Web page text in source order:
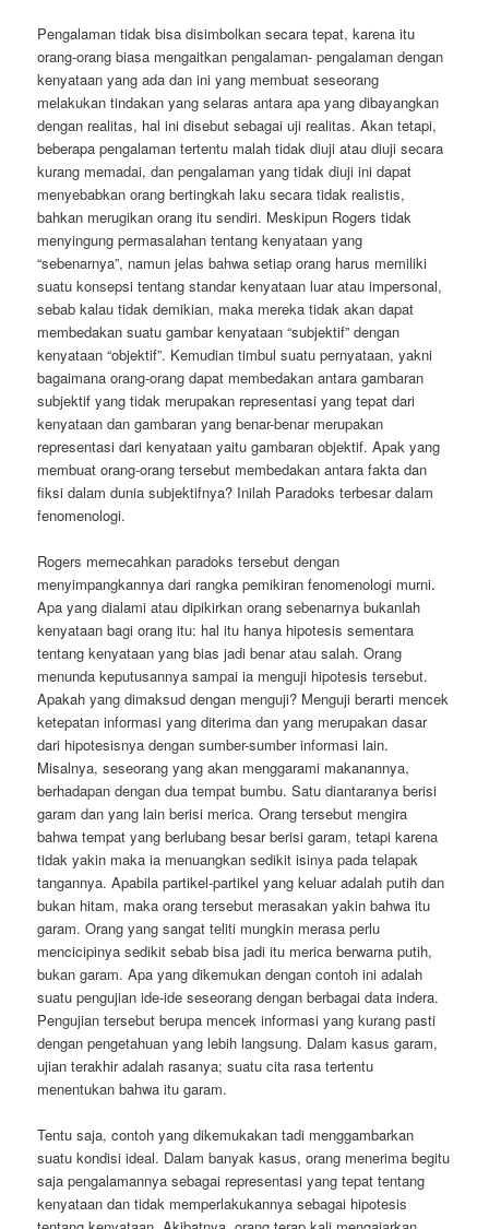
Pengalaman tidak bisa disimbolkan secara tepat, karena itu
orang-orang biasa mengaitkan pengalaman- pengalaman dengan
kenyataan yang ada dan ini yang membuat seseorang
melakukan tindakan yang selaras antara apa yang dibayangkan
dengan realitas, hal ini disebut sebagai uji realitas. Akan tetapi,
beberapa pengalaman tertentu malah tidak diuji atau diuji secara
kurang memadai, dan pengalaman yang tidak diuji ini dapat
menyebabkan orang bertingkah laku secara tidak realistis,
bahkan merugikan orang itu sendiri. Meskipun Rogers tidak
menyingung permasalahan tentang kenyataan yang
“sebenarnya”, namun jelas bahwa setiap orang harus memiliki
suatu konsepsi tentang standar kenyataan luar atau impersonal,
sebab kalau tidak demikian, maka mereka tidak akan dapat
membedakan suatu gambar kenyataan “subjektif” dengan
kenyataan “objektif”. Kemudian timbul suatu pernyataan, yakni
bagaimana orang-orang dapat membedakan antara gambaran
subjektif yang tidak merupakan representasi yang tepat dari
kenyataan dan gambaran yang benar-benar merupakan
representasi dari kenyataan yaitu gambaran objektif. Apak yang
membuat orang-orang tersebut membedakan antara fakta dan
fiksi dalam dunia subjektifnya? Inilah Paradoks terbesar dalam
fenomenologi.
Rogers memecahkan paradoks tersebut dengan
menyimpangkannya dari rangka pemikiran fenomenologi murni.
Apa yang dialami atau dipikirkan orang sebenarnya bukanlah
kenyataan bagi orang itu: hal itu hanya hipotesis sementara
tentang kenyataan yang bias jadi benar atau salah. Orang
menunda keputusannya sampai ia menguji hipotesis tersebut.
Apakah yang dimaksud dengan menguji? Menguji berarti mencek
ketepatan informasi yang diterima dan yang merupakan dasar
dari hipotesisnya dengan sumber-sumber informasi lain.
Misalnya, seseorang yang akan menggarami makanannya,
berhadapan dengan dua tempat bumbu. Satu diantaranya berisi
garam dan yang lain berisi merica. Orang tersebut mengira
bahwa tempat yang berlubang besar berisi garam, tetapi karena
tidak yakin maka ia menuangkan sedikit isinya pada telapak
tangannya. Apabila partikel-partikel yang keluar adalah putih dan
bukan hitam, maka orang tersebut merasakan yakin bahwa itu
garam. Orang yang sangat teliti mungkin merasa perlu
mencicipinya sedikit sebab bisa jadi itu merica berwarna putih,
bukan garam. Apa yang dikemukan dengan contoh ini adalah
suatu pengujian ide-ide seseorang dengan berbagai data indera.
Pengujian tersebut berupa mencek informasi yang kurang pasti
dengan pengetahuan yang lebih langsung. Dalam kasus garam,
ujian terakhir adalah rasanya; suatu cita rasa tertentu
menentukan bahwa itu garam.
Tentu saja, contoh yang dikemukakan tadi menggambarkan
suatu kondisi ideal. Dalam banyak kasus, orang menerima begitu
saja pengalamannya sebagai representasi yang tepat tentang
kenyataan dan tidak memperlakukannya sebagai hipotesis